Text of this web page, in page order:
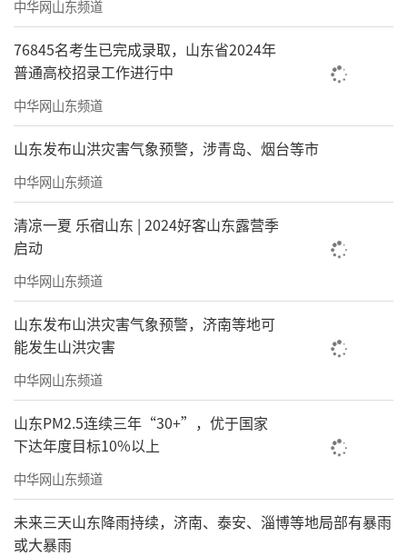
中华网山东频道
76845名考生已完成录取，山东省2024年
普通高校招录工作进行中
中华网山东频道
山东发布山洪灾害气象预警，涉青岛、烟台等市
中华网山东频道
清凉一夏 乐宿山东 | 2024好客山东露营季
启动
中华网山东频道
山东发布山洪灾害气象预警，济南等地可
能发生山洪灾害
中华网山东频道
山东PM2.5连续三年“30+”，优于国家
下达年度目标10%以上
中华网山东频道
未来三天山东降雨持续，济南、泰安、淄博等地局部有暴雨
或大暴雨